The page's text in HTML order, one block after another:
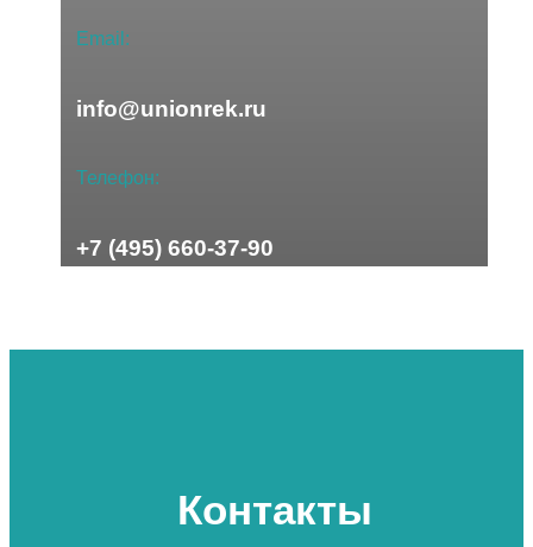
Email:
info@unionrek.ru
Телефон:
+7 (495) 660-37-90
Контакты